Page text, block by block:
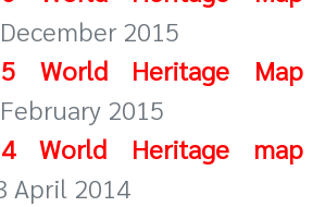
2015
World Heritage Map
2015
World Heritage map
April 2014